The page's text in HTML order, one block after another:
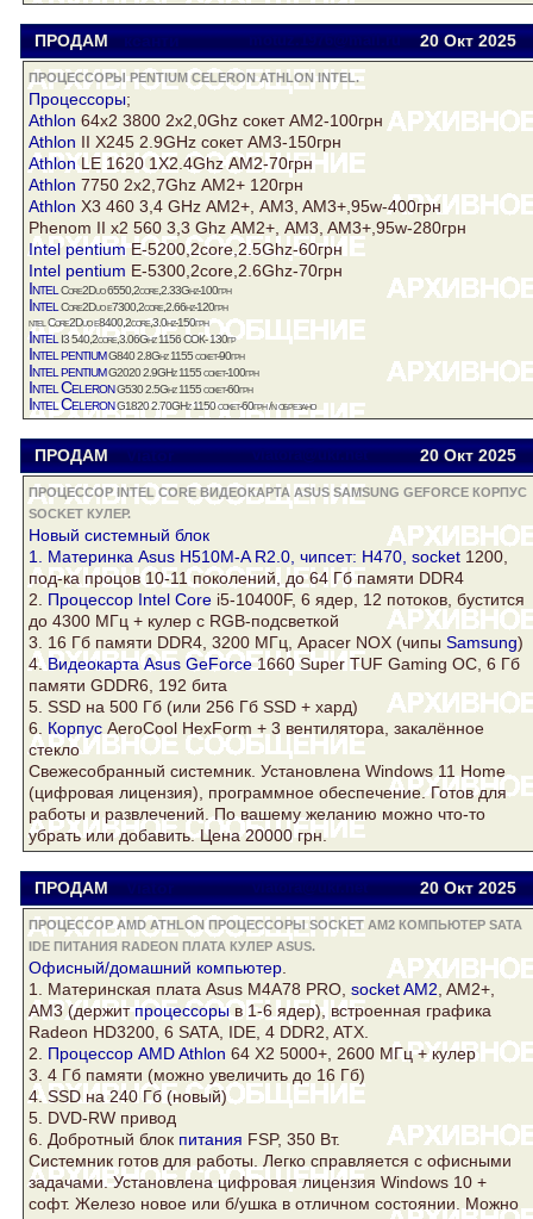
ПРОДАМ ксанти motuz.1976@mail.ru 20 Окт2025
ПРОЦЕССОРЫ PENTIUM CELERON ATHLON INTEL.
Процессоры;
Athlon 64х2 3800 2х2,0Ghz сокет АМ2-100грн
Athlon II X245 2.9GHz сокет AM3-150грн
AthlonLE 1620 1Х2.4Ghz АМ2-70грн
Athlon 7750 2х2,7Ghz АМ2+ 120грн
Athlon X3 460 3,4 GHz АМ2+, AM3, AM3+,95w-400грн
Phenom II х2 560 3,3 Ghz АМ2+, AM3, AM3+,95w-280грн
Intel pentiumE-5200,2core,2.5Ghz-60грн
Intel pentium E-5300,2core,2.6Ghz-70грн
Intel Core2Duo 6550,2core,2.33Ghz-100грн
Intel Core2Duo е7300,2core,2.66hz-120грн
ntel Core2Duo е8400,2core,3.0hz-150грн
Intel I3 540,2core,3.06Ghz 1156 СОК- 130гр
Intel pentiumG840 2.8Ghz 1155 сокет-90грн
Intel pentiumG2020 2.9GHz 1155 сокет-100грн
Intel CeleronG530 2.5Ghz 1155 сокет-60грн
IntelCeleronG1820 2.70GHz 1150 сокет-60грн /n обрезано
ПРОДАМ Viator viatora@ukr.net 20 Окт2025
ПРОЦЕССОР INTEL CORE ВИДЕОКАРТА ASUS SAMSUNG GEFORCE КОРПУС
SOCKET КУЛЕР.
Новый системный блок
1. Материнка Asus H510M-A R2.0, чипсет: H470, socket 1200,
под-ка процов 10-11 поколений, до 64 Гб памяти DDR4
2. Процессор Intel Core i5-10400F, 6 ядер, 12 потоков, бустится
до 4300 МГц + кулер c RGB-подсветкой
3. 16 Гб памяти DDR4, 3200 МГц, Apacer NOX (чипы Samsung)
4.Видеокарта Asus GeForce1660 Super TUF Gaming OC, 6 Гб
памяти GDDR6, 192 бита
5. SSD на 500 Гб (или 256 Гб SSD + хард)
6. Корпус AeroCool HexForm + 3 вентилятора, закалённое
стекло
Свежесобранный системник. Установлена Windows 11 Home
(цифровая лицензия), программное обеспечение. Готов для
работы и развлечений. По вашему желанию можно что-то
убрать или добавить. Цена 20000 грн.
ПРОДАМ Viator viatora@ukr.net 20 Окт2025
ПРОЦЕССОР AMD ATHLON ПРОЦЕССОРЫ SOCKET AM2 КОМПЬЮТЕР SATA
IDE ПИТАНИЯ RADEON ПЛАТА КУЛЕР ASUS.
Офисный/домашний компьютер
1. Материнская плата Asus M4A78 PRO, socket AM2 , AM2+,
AM3 (держитпроцессорыв 1-6 ядер), встроенная графика
Radeon HD3200, 6 SATA, IDE, 4 DDR2, ATX.
2. Процессор AMD Athlon 64 Х2 5000+, 2600 МГц +кулер
3. 4 Гб памяти (можно увеличить до 16 Гб)
4. SSD на 240 Гб (новый)
5. DVD-RW привод
6. Добротный блок питания FSP, 350 Вт.
Системник готов для работы. Легко справляется с офисными
задачами. Установлена цифровая лицензия Windows 10 +
софт. Железо новое или б/ушка в отличном состоянии. Можно